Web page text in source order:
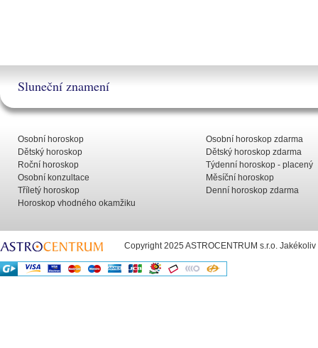
Sluneční znamení
Osobní horoskop
Dětský horoskop
Roční horoskop
Osobní konzultace
Tříletý horoskop
Horoskop vhodného okamžiku
Osobní horoskop zdarma
Dětský horoskop zdarma
Týdenní horoskop - placený
Měsíční horoskop
Denní horoskop zdarma
Copyright 2025 ASTROCENTRUM s.r.o.